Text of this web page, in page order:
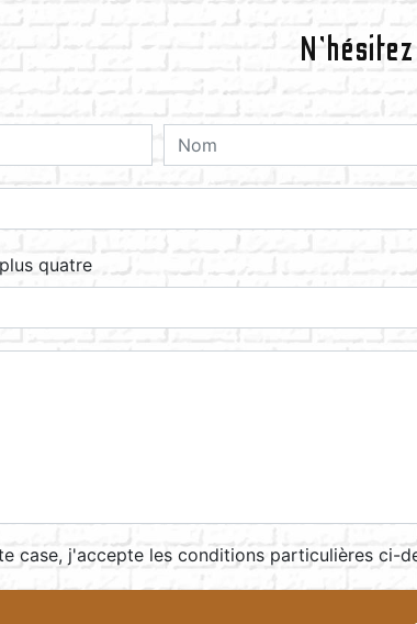
quatre
case, j'accepte les conditions particulières ci-